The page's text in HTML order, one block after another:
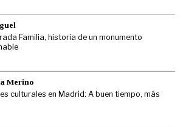
Familia, historia de un monumento
Merino
culturales en Madrid: A buen tiempo, más